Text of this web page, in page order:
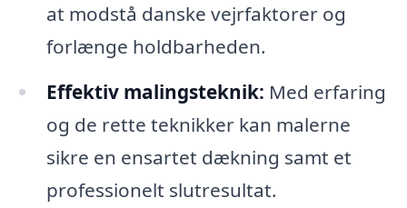
at modstå danske vejrfaktorer og
forlænge holdbarheden.
Effektiv malingsteknik: Med erfaring
og de rette teknikker kan malerne
sikre en ensartet dækning samt et
professionelt slutresultat.